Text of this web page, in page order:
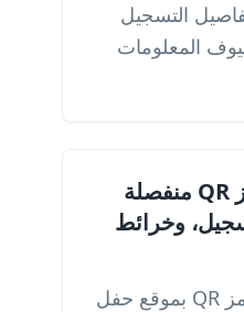
التسجيل
المعلومات
هل أحتاج إلى رموز QR منفصلة
وخرائط
ليس إلزاميًا. اربط رمز QR بموقع حفل